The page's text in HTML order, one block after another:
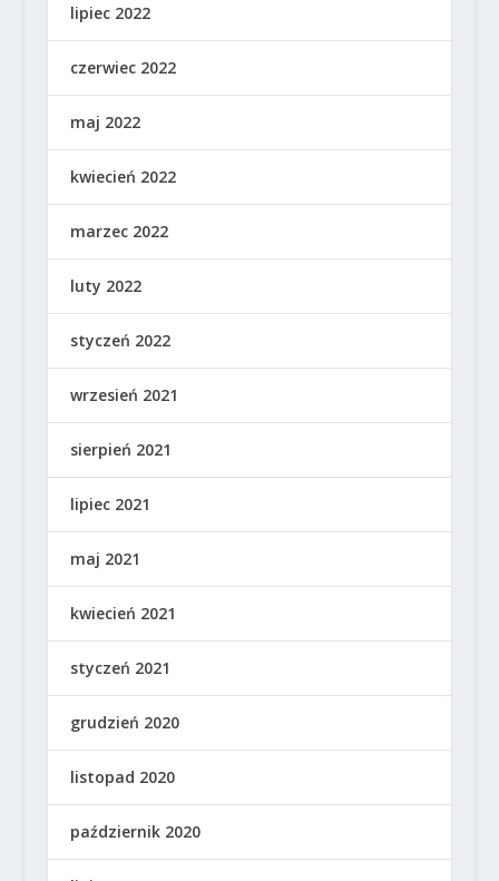
lipiec 2022
czerwiec 2022
maj 2022
kwiecień 2022
marzec 2022
luty 2022
styczeń 2022
wrzesień 2021
sierpień 2021
lipiec 2021
maj 2021
kwiecień 2021
styczeń 2021
grudzień 2020
listopad 2020
październik 2020